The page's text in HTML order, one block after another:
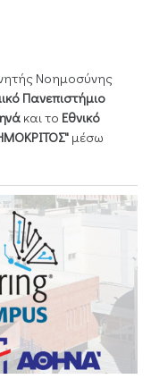
Νοημοσύνης
Πανεπιστήμιο
και το Εθνικό
μέσω